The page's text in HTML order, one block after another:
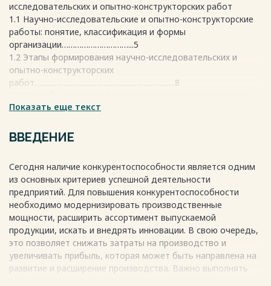
исследовательских и опытно-конструкторских работ
1.1 Научно-исследовательские и опытно-конструкторские
работы: понятие, классификация и формы
организации…………………………...5
1.2 Этапы формирования научно-исследовательских и
опытно-конструкторских
работ……………………………………………………....8
исследовательских и опытно-конструкторских
Глава 2. Проектирование и прогнозирование научно-
исследовательских и опытно-конструкторских работ на
2.1 Формирование и планирование этапов научно-
исследовательских и опытно-конструкторских
работ………………………………………….....16
2.2 Расчет и оценка экономической эффективности научно-
исследовательских и опытно-конструкторских
работ…………………….20
Заключение …………………………………………………………………..33
Список литературы…………………………………………………………..35
Приложения…………………………………………………………………..37
Показать еще текст
ВВЕДЕНИЕ
Сегодня наличие конкурентоспособности является одним
из основных критериев успешной деятельности
предприятий. Для повышения конкурентоспособности
необходимо модернизировать производственные
мощности, расширить ассортимент выпускаемой
продукции, искать и внедрять инновации. В свою очередь,
это позволяет снижать затраты на производство и
увеличивать прибыль, которая может быть направлена на
развитие и расширение производства. Важно выполнять